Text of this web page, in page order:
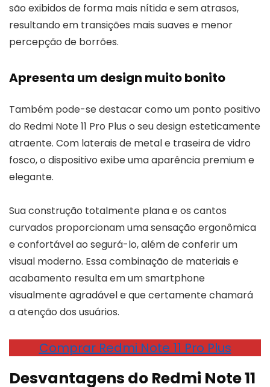
são exibidos de forma mais nítida e sem atrasos,
resultando em transições mais suaves e menor
percepção de borrões.
Apresenta um design muito bonito
Também pode-se destacar como um ponto positivo
do Redmi Note 11 Pro Plus o seu design esteticamente
atraente. Com laterais de metal e traseira de vidro
fosco, o dispositivo exibe uma aparência premium e
elegante.
Sua construção totalmente plana e os cantos
curvados proporcionam uma sensação ergonômica
e confortável ao segurá-lo, além de conferir um
visual moderno. Essa combinação de materiais e
acabamento resulta em um smartphone
visualmente agradável e que certamente chamará
a atenção dos usuários.
Comprar Redmi Note 11 Pro Plus
Desvantagens do Redmi Note 11